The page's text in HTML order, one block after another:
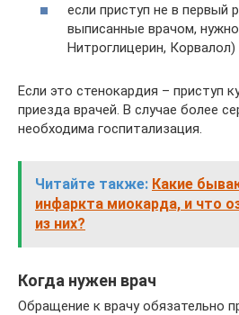
если приступ не в первый
выписанные врачом,
Нитроглицерин, Корвалол)
Если это стенокардия – приступ
приезда врачей. В случае более
необходима госпитализация.
Читайте также: Какие
инфаркта миокарда, и что
из них?
Когда нужен врач
Обращение к врачу обязательно